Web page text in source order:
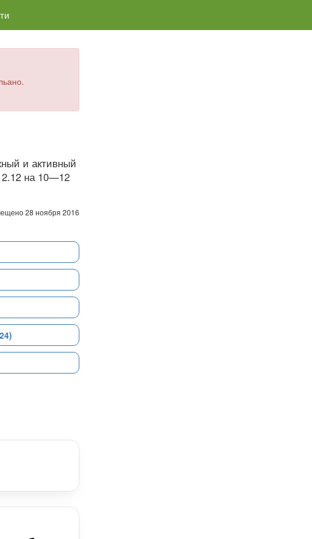
и активный
на 10—12
28 ноября 2016